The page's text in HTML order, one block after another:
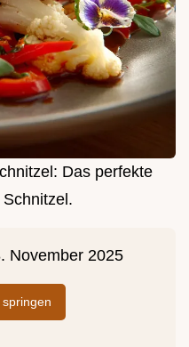
Das perfekte
November 2025